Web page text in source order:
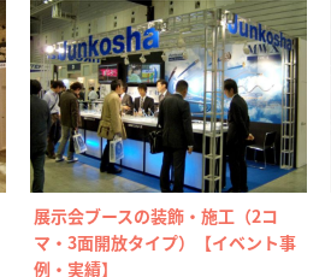
展示会ブースの装飾・施工（2コ
マ・3面開放タイプ）【イベント事
例・実績】